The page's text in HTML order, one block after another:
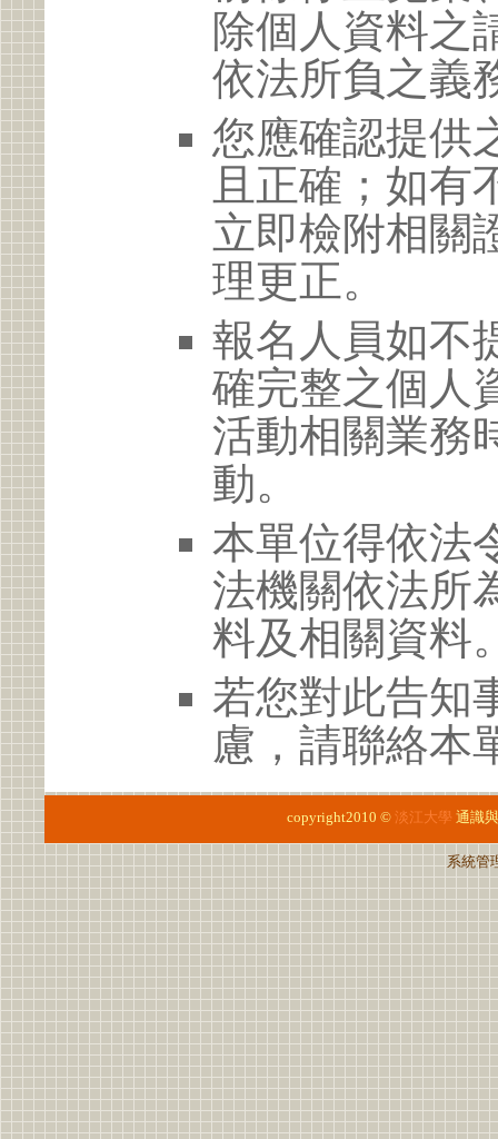
除個人資料之
依法所負之義
您應確認提供
且正確；如有
立即檢附相關
理更正。
報名人員如不
確完整之個人
活動相關業務
動。
本單位得依法
法機關依法所
料及相關資料
若您對此告知
慮，請聯絡本
copyright2010 © 淡江大學 通識
系統管